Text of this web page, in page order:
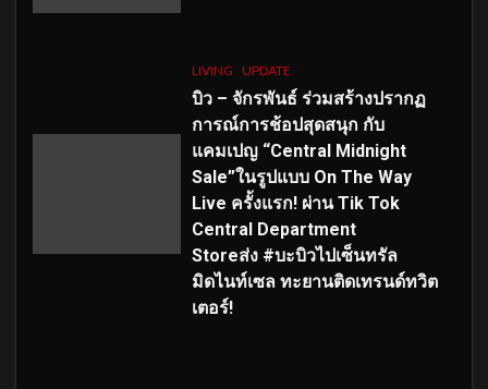
LIVING UPDATE
บิว – จักรพันธ์ ร่วมสร้างปรากฏ
การณ์การช้อปสุดสนุก กับ
แคมเปญ “Central Midnight
Sale”ในรูปแบบ On The Way
Live ครั้งแรก! ผ่าน Tik Tok
Central Department
Storeส่ง #บะบิวไปเซ็นทรัล
มิดไนท์เซล ทะยานติดเทรนด์ทวิต
เตอร์!